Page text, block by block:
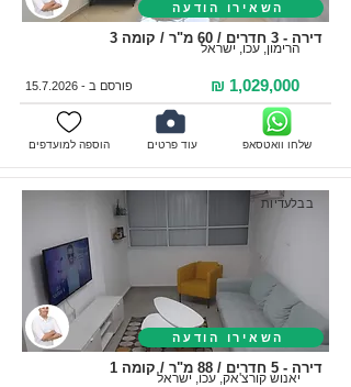
השאירו הודעה
דירה - 3 חדרים / 60 מ"ר / קומה 3
הרימון, עכו, ישראל
1,029,000 ₪ פורסם ב -15.7.2026
הוספה למועדפים שלחו וואטסאפ עוד פרטים
בבלעדיות
השאירו הודעה
דירה - 5 חדרים / 88 מ"ר / קומה 1
יאנוש קורצ'אק, עכו, ישראל